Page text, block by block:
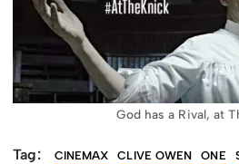
God has a Rival, at
Tag: CINEMAX CLIVE OWEN ONE